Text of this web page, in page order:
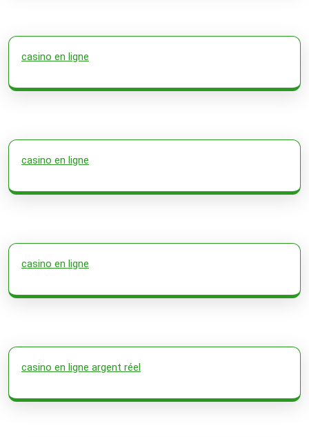
casino en ligne
casino en ligne
casino en ligne
casino en ligne argent réel